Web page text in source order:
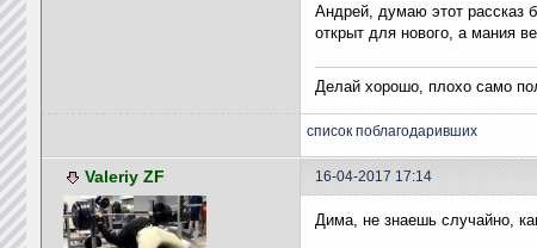
Андрей, думаю этот рассказ
открыт для нового, а мания
Делай хорошо, плохо само
список поблагодаривших
Valeriy ZF 16-04-2017 17:14
Дима, не знаешь случайно,